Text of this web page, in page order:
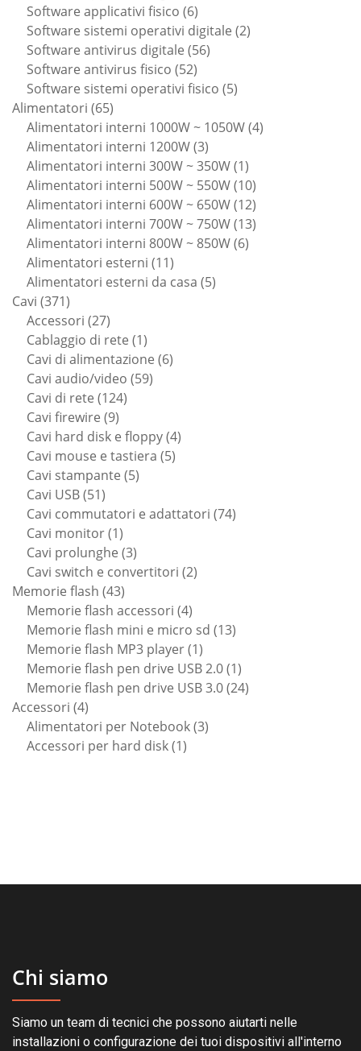
Software applicativi fisico 66
prodotti
Software sistemi operativi digitale 22
Software antivirus digitale 5656
Software antivirus fisico 5252
prodotti
Software sistemi operativi fisico 55
Alimentatori 6565
prodotti
Alimentatori interni 1000W ~ 1050W 44
Alimentatori interni 1200W 33
prodotti
Alimentatori interni 300W ~ 350W 11
prodotto
Alimentatori interni 500W ~ 550W 1010
prodotti
Alimentatori interni 600W ~ 650W 1212
prodotti
Alimentatori interni 700W ~ 750W 1313
Alimentatori interni 800W ~ 850W 66
Alimentatori esterni 1111
prodotti
Alimentatori esterni da casa 55
Cavi 371371
prodotti
Accessori 2727
prodotti
Cablaggio di rete 11
prodotto
Cavi di alimentazione 66
Cavi audio/video 5959
Cavi di rete 124124
Cavi firewire 99
prodotti
Cavi hard disk e floppy 44
Cavi mouse e tastiera 55
Cavi stampante 55
Cavi USB 5151
prodotti
Cavi commutatori e adattatori 7474
Cavi monitor 11
prodotto
Cavi prolunghe 33
prodotti
Cavi switch e convertitori 22
Memorie flash 4343
prodotti
Memorie flash accessori 44
prodotti
Memorie flash mini e micro sd 1313
Memorie flash MP3 player 11
prodotto
Memorie flash pen drive USB 2.0 11
prodotto
Memorie flash pen drive USB 3.0 2424
Accessori 44
prodotti
Alimentatori per Notebook 33
Accessori per hard disk 11
Chi siamo
Siamo un team di tecnici che possono aiutarti nelle
installazioni o configurazione dei tuoi dispositivi all'interno